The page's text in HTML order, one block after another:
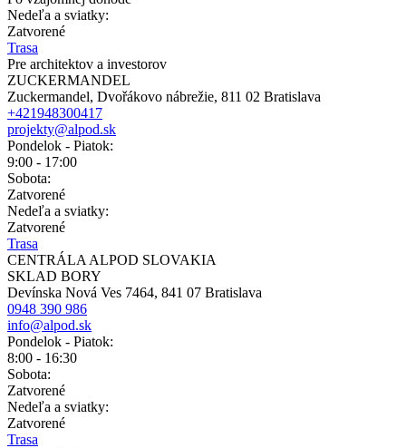
Nedeľa a sviatky:
Zatvorené
Trasa
Pre architektov a investorov
ZUCKERMANDEL
Zuckermandel, Dvořákovo nábrežie, 811 02 Bratislava
+421948300417
projekty@alpod.sk
Pondelok - Piatok:
9:00 - 17:00
Sobota:
Zatvorené
Nedeľa a sviatky:
Zatvorené
Trasa
CENTRÁLA ALPOD SLOVAKIA
SKLAD BORY
Devínska Nová Ves 7464, 841 07 Bratislava
0948 390 986
info@alpod.sk
Pondelok - Piatok:
8:00 - 16:30
Sobota:
Zatvorené
Nedeľa a sviatky:
Zatvorené
Trasa